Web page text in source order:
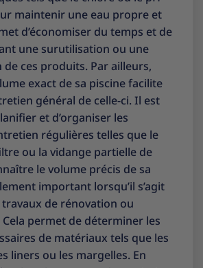
maintenir une eau propre et
d’économiser du temps et de
une surutilisation ou une
ces produits. Par ailleurs,
exact de sa piscine facilite
général de celle-ci. Il est
et d’organiser les
régulières telles que le
ou la vidange partielle de
le volume précis de sa
important lorsqu’il s’agit
travaux de rénovation ou
Cela permet de déterminer les
de matériaux tels que les
liners ou les margelles. En